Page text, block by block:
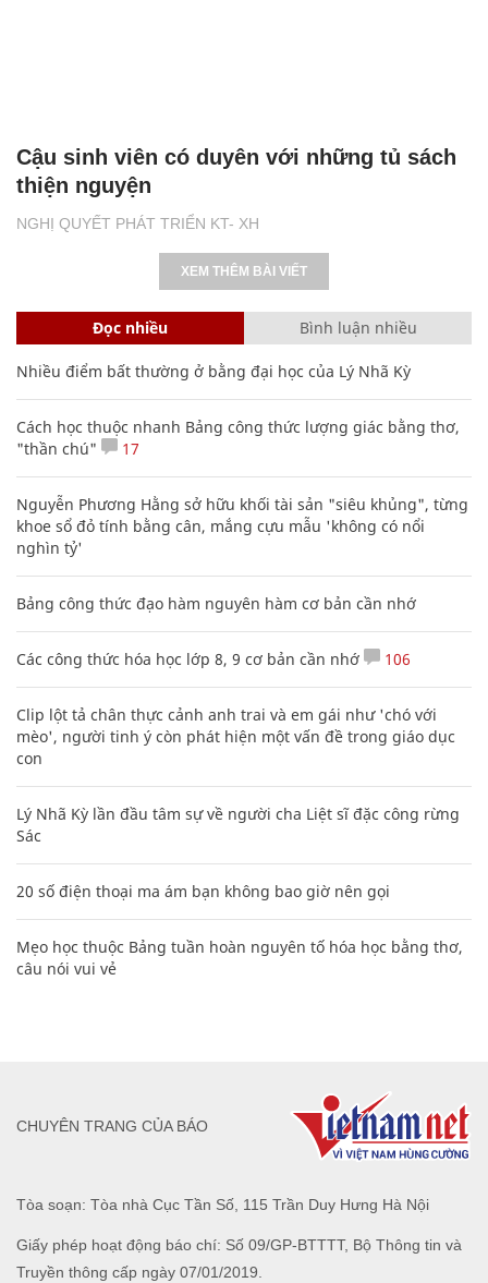
NGHỊ QUYẾT PHÁT TRIỂN KT- XH
Cậu sinh viên có duyên với những tủ sách
thiện nguyện
XEM THÊM BÀI VIẾT
Đọc nhiều Bình luận nhiều
Nhiều điểm bất thường ở bằng đại học của Lý Nhã Kỳ
Cách học thuộc nhanh Bảng công thức lượng giác bằng thơ,
"thần chú"
17
Nguyễn Phương Hằng sở hữu khối tài sản "siêu khủng", từng
khoe sổ đỏ tính bằng cân, mắng cựu mẫu 'không có nổi
nghìn tỷ'
Bảng công thức đạo hàm nguyên hàm cơ bản cần nhớ
Các công thức hóa học lớp 8, 9 cơ bản cần nhớ 106
Clip lột tả chân thực cảnh anh trai và em gái như 'chó với
mèo', người tinh ý còn phát hiện một vấn đề trong giáo dục
con
Lý Nhã Kỳ lần đầu tâm sự về người cha Liệt sĩ đặc công rừng
Sác
20 số điện thoại ma ám bạn không bao giờ nên gọi
Mẹo học thuộc Bảng tuần hoàn nguyên tố hóa học bằng thơ,
câu nói vui vẻ
Tòa soạn: Tòa nhà Cục Tần Số, 115 Trần Duy Hưng Hà Nội
Giấy phép hoạt động báo chí: Số 09/GP-BTTTT, Bộ Thông tin và
Truyền thông cấp ngày 07/01/2019.
CHUYÊN TRANG CỦA BÁO